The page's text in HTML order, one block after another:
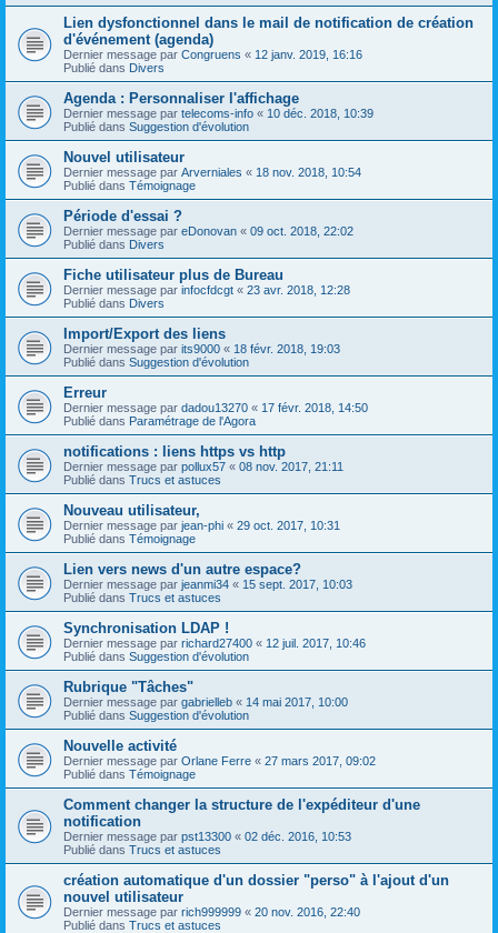
Lien dysfonctionnel dans le mail de notification de création
d'événement (agenda)
Dernier message par Congruens « 12 janv. 2019, 16:16
Publié dans Divers
Agenda : Personnaliser l'affichage
Dernier message par telecoms-info « 10 déc. 2018, 10:39
Publié dans Suggestion d'évolution
Nouvel utilisateur
Dernier message par Arverniales « 18 nov. 2018, 10:54
Publié dans Témoignage
Période d'essai ?
Dernier message par eDonovan « 09 oct. 2018, 22:02
Publié dans Divers
Fiche utilisateur plus de Bureau
Dernier message par infocfdcgt « 23 avr. 2018, 12:28
Publié dans Divers
Import/Export des liens
Dernier message par its9000 « 18 févr. 2018, 19:03
Publié dans Suggestion d'évolution
Erreur
Dernier message par dadou13270 « 17 févr. 2018, 14:50
Publié dans Paramétrage de l'Agora
notifications : liens https vs http
Dernier message par pollux57 « 08 nov. 2017, 21:11
Publié dans Trucs et astuces
Nouveau utilisateur,
Dernier message par jean-phi « 29 oct. 2017, 10:31
Publié dans Témoignage
Lien vers news d'un autre espace?
Dernier message par jeanmi34 « 15 sept. 2017, 10:03
Publié dans Trucs et astuces
Synchronisation LDAP !
Dernier message par richard27400 « 12 juil. 2017, 10:46
Publié dans Suggestion d'évolution
Rubrique "Tâches"
Dernier message par gabrielleb « 14 mai 2017, 10:00
Publié dans Suggestion d'évolution
Nouvelle activité
Dernier message par Orlane Ferre « 27 mars 2017, 09:02
Publié dans Témoignage
Comment changer la structure de l'expéditeur d'une
notification
Dernier message par pst13300 « 02 déc. 2016, 10:53
Publié dans Trucs et astuces
création automatique d'un dossier "perso" à l'ajout d'un
nouvel utilisateur
Dernier message par rich999999 « 20 nov. 2016, 22:40
Publié dans Trucs et astuces